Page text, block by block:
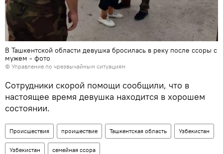
В Ташкентской области девушка бросилась в реку после ссоры с
мужем - фото
© Управление по чрезвычайным ситуациям
Сотрудники скорой помощи сообщили, что в
настоящее время девушка находится в хорошем
состоянии.
Происшествия проишествие Ташкентская область Узбекистан
Узбекистан семейная ссора